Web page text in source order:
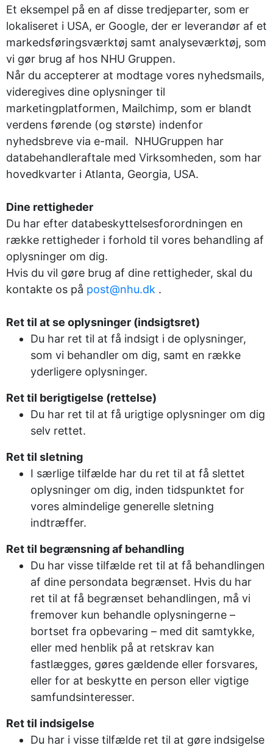
Et eksempel på en af disse tredjeparter, som er
lokaliseret i USA, er Google, der er leverandør af et
markedsføringsværktøj samt analyseværktøj, som
vi gør brug af hos NHU Gruppen.
Når du accepterer at modtage vores nyhedsmails,
videregives dine oplysninger til
marketingplatformen, Mailchimp, som er blandt
verdens førende (og største) indenfor
nyhedsbreve via e-mail. NHUGruppen har
databehandleraftale med Virksomheden, som har
hovedkvarter i Atlanta, Georgia, USA.
Dine rettigheder
Du har efter databeskyttelsesforordningen en
række rettigheder i forhold til vores behandling af
oplysninger om dig.
Hvis du vil gøre brug af dine rettigheder, skal du
kontakte os på post@nhu.dk .
Ret til at se oplysninger (indsigtsret)
Du har ret til at få indsigt i de oplysninger,
som vi behandler om dig, samt en række
yderligere oplysninger.
Ret til berigtigelse (rettelse)
Du har ret til at få urigtige oplysninger om dig
selv rettet.
Ret til sletning
I særlige tilfælde har du ret til at få slettet
oplysninger om dig, inden tidspunktet for
vores almindelige generelle sletning
indtræffer.
Ret til begrænsning af behandling
Du har visse tilfælde ret til at få behandlingen
af dine persondata begrænset. Hvis du har
ret til at få begrænset behandlingen, må vi
fremover kun behandle oplysningerne –
bortset fra opbevaring – med dit samtykke,
eller med henblik på at retskrav kan
fastlægges, gøres gældende eller forsvares,
eller for at beskytte en person eller vigtige
samfundsinteresser.
Ret til indsigelse
Du har i visse tilfælde ret til at gøre indsigelse